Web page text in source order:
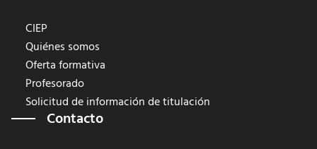
CIEP
Quiénes somos
Oferta formativa
Profesorado
Solicitud de información de titulación
Contacto